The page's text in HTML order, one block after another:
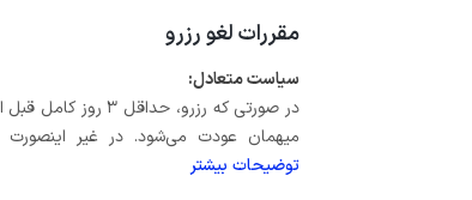
مقررات لغو رزرو
سیاست متعادل:
میهمان عودت می‌شود. در غیر اینصورت اجاره شب اول بعلاوه
توضیحات بیشتر